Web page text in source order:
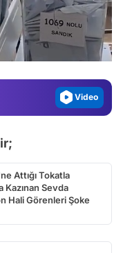
Video
Test
Gündem
Video
Attığı Tokatla
Kazınan Sevda
Hali Görenleri Şoke